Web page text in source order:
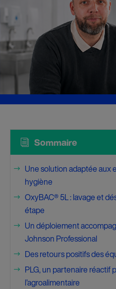
i Sommaire
$
Une solution adaptée aux
hygiène
$
OxyBAC® 5L : lavage et
étape
$
Un déploiement
Johnson Professional
$ Des retours positifs des
$
PLG, un partenaire réactif
l’agroalimentaire